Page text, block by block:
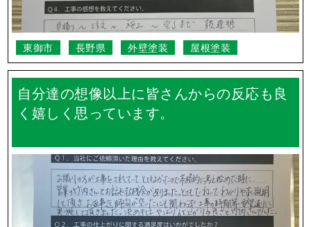
東御市 長野県 外壁塗装 屋根塗装
自分達の想像以上に皆さんからの反応も良
く嬉しく思っています。